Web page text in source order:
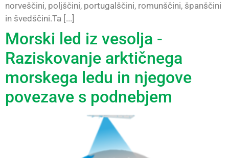
norveščini, poljščini, portugalščini, romunščini, španščini
in švedščini.Ta [...]
Morski led iz vesolja -
Raziskovanje arktičnega
morskega ledu in njegove
povezave s podnebjem